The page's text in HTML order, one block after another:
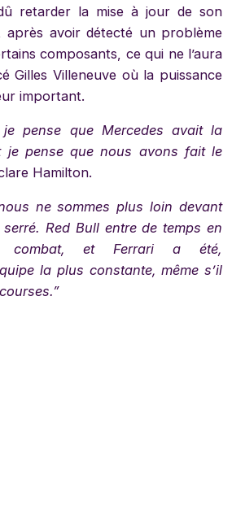
retarder la mise à jour de son
après avoir détecté un problème
composants, ce qui ne l’aura
Gilles Villeneuve où la puissance
important.
je pense que Mercedes avait la
je pense que nous avons fait le
Hamilton.
ne sommes plus loin devant
Red Bull entre de temps en
combat, et Ferrari a été,
la plus constante, même s’il